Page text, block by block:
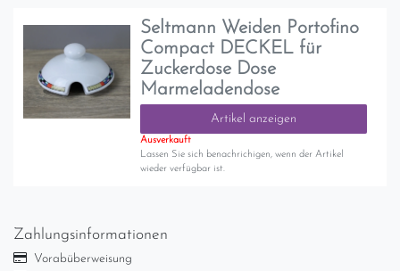
Seltmann Weiden Portofino
Compact DECKEL für
Zuckerdose Dose
Marmeladendose
Artikel anzeigen
Ausverkauft
Lassen Sie sich benachrichigen, wenn der Artikel
wieder verfügbar ist.
Zahlungsinformationen
Vorabüberweisung